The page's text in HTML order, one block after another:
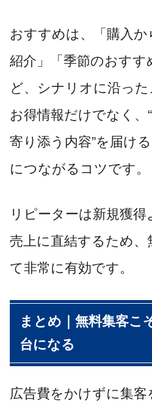
おすすめは、「購入
紹介」「季節のおすす
ど、シナリオに沿った
お得情報だけでなく、
寄り添う内容”を届け
につながるコツです。
リピーターは新規獲
売上に直結するため、
て非常に有効です。
まとめ｜無料集客こ
台になる
広告費をかけずに集客